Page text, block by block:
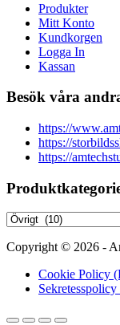
Produkter
Mitt Konto
Kundkorgen
Logga In
Kassan
Besök våra
https://
https://
https://
Copyright © 2026 -
Cookie Policy